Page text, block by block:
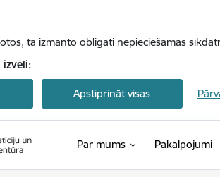
tā izmanto obligāti nepieciešamās
izvēli:
Apstiprināt visas
Par mums Pakalpojumi